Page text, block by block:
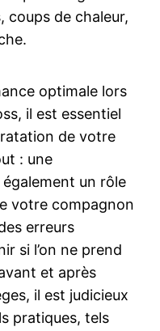
coups de chaleur,
optimale lors
il est essentiel
de votre
: une
un rôle
votre compagnon
erreurs
si l’on ne prend
et après
il est judicieux
pratiques, tels